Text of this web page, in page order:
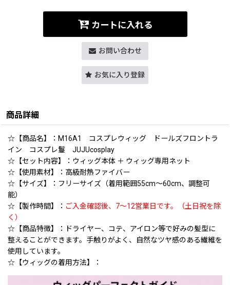
カートに入れる
お問い合わせ
お気に入り登録
商品詳細
☆【商品名】：M16A1 コスプレウィッグ ドールズフロントラ
イン コスプレ鬘 JUJUcosplay
☆【セット内容】：ウィッグ本体 ＋ ウィッグ専用ネット
☆【使用素材】：高級耐熱ファイバー
☆【サイズ】：フリーサイズ（着用範囲55cm〜60cm、調整可
能）
☆【製作時間】： ご入金確認後、7〜12営業日です。（土日祝を除
く）
☆【商品特徴】：ドライヤー、コテ、アイロン等で好みの髪型に
整えることができます。手触りがよく、自然なツヤ感のある繊維を
使用しています。
☆【ウィッグの着用方法】：